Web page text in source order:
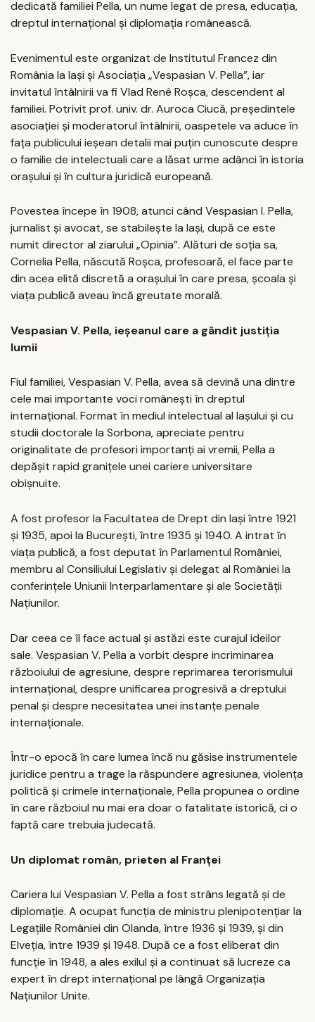
dedicată familiei Pella, un nume legat de presa, educația,
dreptul internațional și diplomația românească.
Evenimentul este organizat de Institutul Francez din
România la Iași și Asociația „Vespasian V. Pella”, iar
invitatul întâlnirii va fi Vlad René Roșca, descendent al
familiei. Potrivit prof. univ. dr. Auroca Ciucă, președintele
asociației și moderatorul întâlnirii, oaspetele va aduce în
fața publicului ieșean detalii mai puțin cunoscute despre
o familie de intelectuali care a lăsat urme adânci în istoria
orașului și în cultura juridică europeană.
Povestea începe în 1908, atunci când Vespasian I. Pella,
jurnalist și avocat, se stabilește la Iași, după ce este
numit director al ziarului „Opinia”. Alături de soția sa,
Cornelia Pella, născută Roșca, profesoară, el face parte
din acea elită discretă a orașului în care presa, școala și
viața publică aveau încă greutate morală.
Vespasian V. Pella, ieșeanul care a gândit justiția
lumii
Fiul familiei, Vespasian V. Pella, avea să devină una dintre
cele mai importante voci românești în dreptul
internațional. Format în mediul intelectual al Iașului și cu
studii doctorale la Sorbona, apreciate pentru
originalitate de profesori importanți ai vremii, Pella a
depășit rapid granițele unei cariere universitare
obișnuite.
A fost profesor la Facultatea de Drept din Iași între 1921
și 1935, apoi la București, între 1935 și 1940. A intrat în
viața publică, a fost deputat în Parlamentul României,
membru al Consiliului Legislativ și delegat al României la
conferințele Uniunii Interparlamentare și ale Societății
Națiunilor.
Dar ceea ce îl face actual și astăzi este curajul ideilor
sale. Vespasian V. Pella a vorbit despre incriminarea
războiului de agresiune, despre reprimarea terorismului
internațional, despre unificarea progresivă a dreptului
penal și despre necesitatea unei instanțe penale
internaționale.
Într-o epocă în care lumea încă nu găsise instrumentele
juridice pentru a trage la răspundere agresiunea, violența
politică și crimele internaționale, Pella propunea o ordine
în care războiul nu mai era doar o fatalitate istorică, ci o
faptă care trebuia judecată.
Un diplomat român, prieten al Franței
Cariera lui Vespasian V. Pella a fost strâns legată și de
diplomație. A ocupat funcția de ministru plenipotențiar la
Legațiile României din Olanda, între 1936 și 1939, și din
Elveția, între 1939 și 1948. După ce a fost eliberat din
funcție în 1948, a ales exilul și a continuat să lucreze ca
expert în drept internațional pe lângă Organizația
Națiunilor Unite.